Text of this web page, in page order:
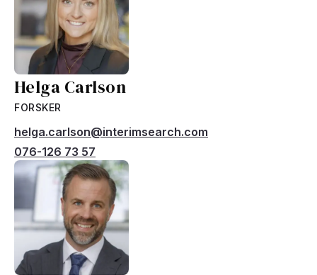
Helga Carlson
FORSKER
helga.carlson@interimsearch.com
076-126 73 57